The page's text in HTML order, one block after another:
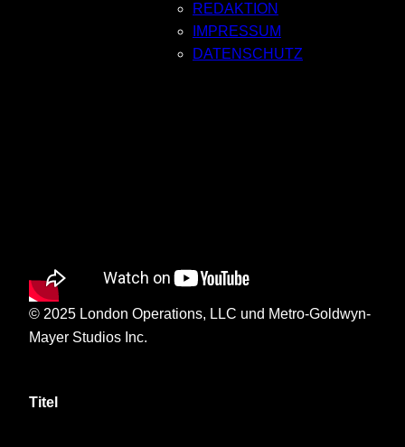
REDAKTION
IMPRESSUM
DATENSCHUTZ
© 2025 London Operations, LLC und Metro-Goldwyn-
Mayer Studios Inc.
Titel